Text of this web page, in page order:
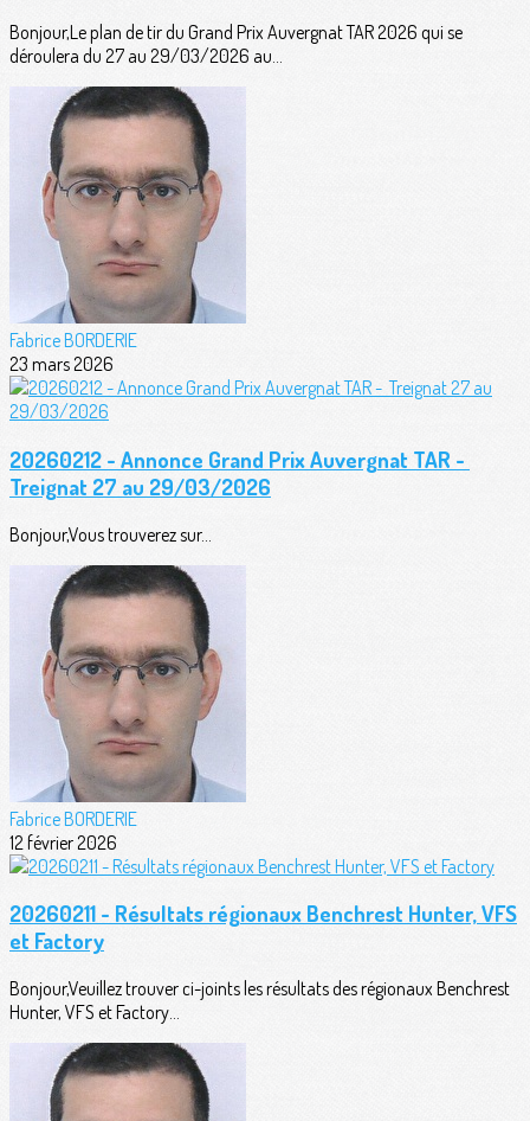
Bonjour,Le plan de tir du Grand Prix Auvergnat TAR 2026 qui se
déroulera du 27 au 29/03/2026 au...
Fabrice BORDERIE
23 mars 2026
20260212 - Annonce Grand Prix Auvergnat TAR -
Treignat 27 au 29/03/2026
Bonjour,Vous trouverez sur...
Fabrice BORDERIE
12 février 2026
20260211 - Résultats régionaux Benchrest Hunter, VFS
et Factory
Bonjour,Veuillez trouver ci-joints les résultats des régionaux Benchrest
Hunter, VFS et Factory...